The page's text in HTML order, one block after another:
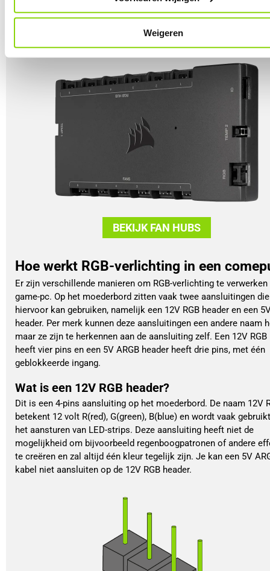
Weigeren
verlichting vaak samen. Er zijn namelijk speciale controllers
RGB-verlichting op je fans of bijvoorbeeld LED-strips kunnen
BEKIJK FAN HUBS
Hoe werkt RGB-verlichting in een
Er zijn verschillende manieren om RGB-verlichting te
game-pc. Op het moederbord zitten vaak twee aansluitingen
hiervoor kan gebruiken, namelijk een 12V RGB header en een
header. Per merk kunnen deze aansluitingen een andere naam
maar ze zijn te herkennen aan de aansluiting zelf. Een 12V RGB
heeft vier pins en een 5V ARGB header heeft drie pins, met één
geblokkeerde ingang.
Wat is een 12V RGB header?
Dit is een 4-pins aansluiting op het moederbord. De naam 12V
betekent 12 volt R(red), G(green), B(blue) en wordt vaak
het aansturen van LED-strips. Deze aansluiting heeft niet de
mogelijkheid om bijvoorbeeld regenboogpatronen of andere
te creëren en zal altijd één kleur tegelijk zijn. Je kan een 5V
kabel niet aansluiten op de 12V RGB header.